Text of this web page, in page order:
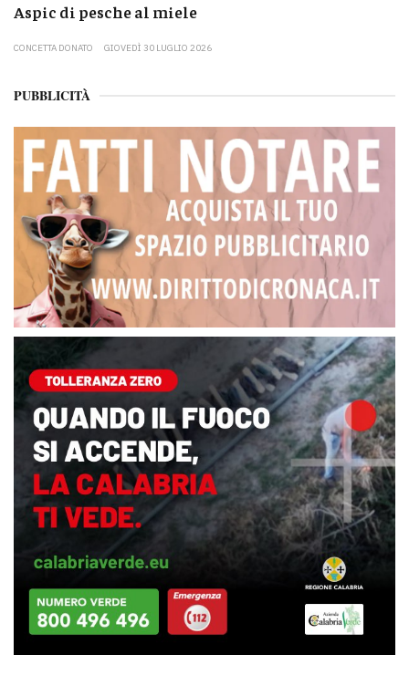
Aspic di pesche al miele
CONCETTA DONATO GIOVEDÌ 30 LUGLIO 2026
PUBBLICITÀ